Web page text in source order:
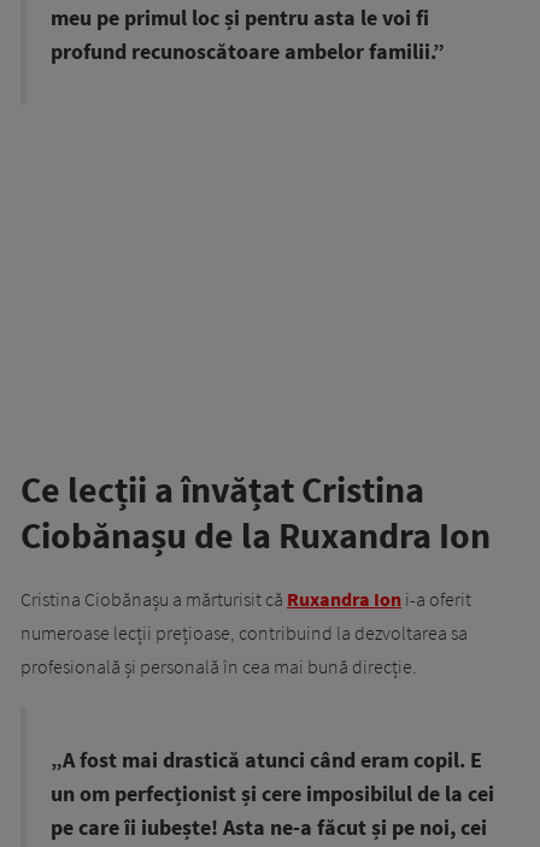
meu pe primul loc și pentru asta le voi fi
profund recunoscătoare ambelor familii.”
Ce lecții a învățat Cristina
Ciobănașu de la Ruxandra Ion
Cristina Ciobănașu a mărturisit că Ruxandra Ion i-a oferit
numeroase lecții prețioase, contribuind la dezvoltarea sa
profesională și personală în cea mai bună direcție.
„A fost mai drastică atunci când eram copil. E
un om perfecționist și cere imposibilul de la cei
pe care îi iubește! Asta ne-a făcut și pe noi, cei